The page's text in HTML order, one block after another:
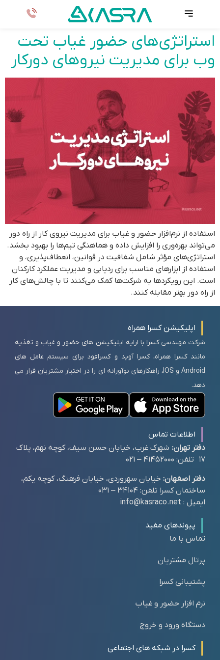
استراتژی‌های حضور غیاب تحت
وب برای مدیریت نیروهای دورکار
استفاده از نرم‌افزار حضور و غیاب برای مدیریت نیروی کار از راه دور
می‌تواند بهره‌وری را افزایش داده و هماهنگی تیم‌ها را بهبود بخشد.
استراتژی‌های مؤثر شامل شفافیت در قوانین، انعطاف‌پذیری، و
استفاده از ابزارهای مناسب برای ردیابی و مدیریت عملکرد کارکنان
است. این رویکردها به شرکت‌ها کمک می‌کنند تا با چالش‌های کار
از راه دور بهتر مقابله کنند.
اپلیکیشن کسرا همراه
شرکت مهندسی کسرا با ارایه اپلیکیشن های حضور و غیاب و تغذیه
مانند کسرا همراه، کسرا آوید و کسرافود برای سیستم عامل های
Android و IOS، راهکارهای نوآورانه ای را در اختیار مشتریان قرار می
دهد.
اطلاعات تماس
دفتر تهران: شهرک غرب، خیابان حسن سیف، کوچه نهم، پلاک
17 تلفن: 41452000 – 021
دفتر اصفهان: خیابان سهروردی، خیابان فرهنگ، کوچه یکم،
ساختمان کسرا تلفن: 34104 – 031
ایمیل : info@kasraco.net
پیوندهای مفید
تماس با ما
پرتال مشتریان
پشتیبانی کسرا
نرم افزار حضور و غیاب
دستگاه ورود و خروج
کسرا در شبکه های اجتماعی